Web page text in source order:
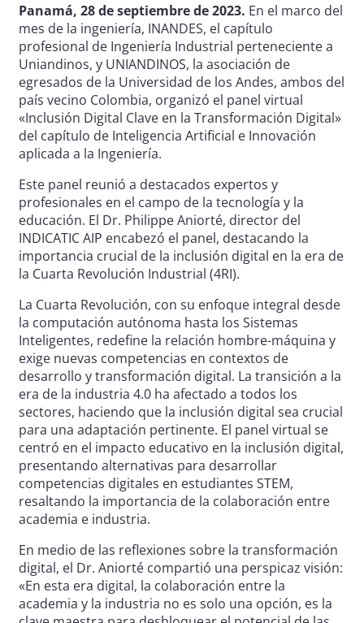
Panamá, 28 de septiembre de 2023. En el marco del
mes de la ingeniería, INANDES, el capítulo
profesional de Ingeniería Industrial perteneciente a
Uniandinos, y UNIANDINOS, la asociación de
egresados de la Universidad de los Andes, ambos del
país vecino Colombia, organizó el panel virtual
«Inclusión Digital Clave en la Transformación Digital»
del capítulo de Inteligencia Artificial e Innovación
aplicada a la Ingeniería.
Este panel reunió a destacados expertos y
profesionales en el campo de la tecnología y la
educación. El Dr. Philippe Aniorté, director del
INDICATIC AIP encabezó el panel, destacando la
importancia crucial de la inclusión digital en la era de
la Cuarta Revolución Industrial (4RI).
La Cuarta Revolución, con su enfoque integral desde
la computación autónoma hasta los Sistemas
Inteligentes, redefine la relación hombre-máquina y
exige nuevas competencias en contextos de
desarrollo y transformación digital. La transición a la
era de la industria 4.0 ha afectado a todos los
sectores, haciendo que la inclusión digital sea crucial
para una adaptación pertinente. El panel virtual se
centró en el impacto educativo en la inclusión digital,
presentando alternativas para desarrollar
competencias digitales en estudiantes STEM,
resaltando la importancia de la colaboración entre
academia e industria.
En medio de las reflexiones sobre la transformación
digital, el Dr. Aniorté compartió una perspicaz visión:
«En esta era digital, la colaboración entre la
academia y la industria no es solo una opción, es la